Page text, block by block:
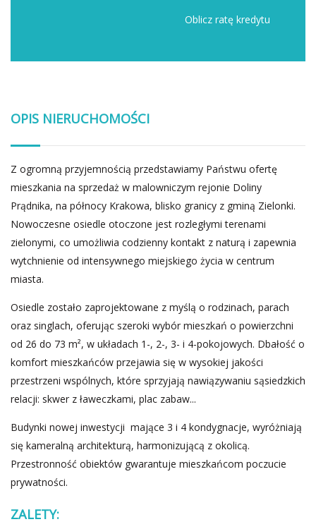
Oblicz ratę kredytu
OPIS NIERUCHOMOŚCI
Z ogromną przyjemnością przedstawiamy Państwu ofertę
mieszkania na sprzedaż w malowniczym rejonie Doliny
Prądnika, na północy Krakowa, blisko granicy z gminą Zielonki.
Nowoczesne osiedle otoczone jest rozległymi terenami
zielonymi, co umożliwia codzienny kontakt z naturą i zapewnia
wytchnienie od intensywnego miejskiego życia w centrum
miasta.
Osiedle zostało zaprojektowane z myślą o rodzinach, parach
oraz singlach, oferując szeroki wybór mieszkań o powierzchni
od 26 do 73 m², w układach 1-, 2-, 3- i 4-pokojowych. Dbałość o
komfort mieszkańców przejawia się w wysokiej jakości
przestrzeni wspólnych, które sprzyjają nawiązywaniu sąsiedzkich
relacji: skwer z ławeczkami, plac zabaw...
Budynki nowej inwestycji mające 3 i 4 kondygnacje, wyróżniają
się kameralną architekturą, harmonizującą z okolicą.
Przestronność obiektów gwarantuje mieszkańcom poczucie
prywatności.
ZALETY: